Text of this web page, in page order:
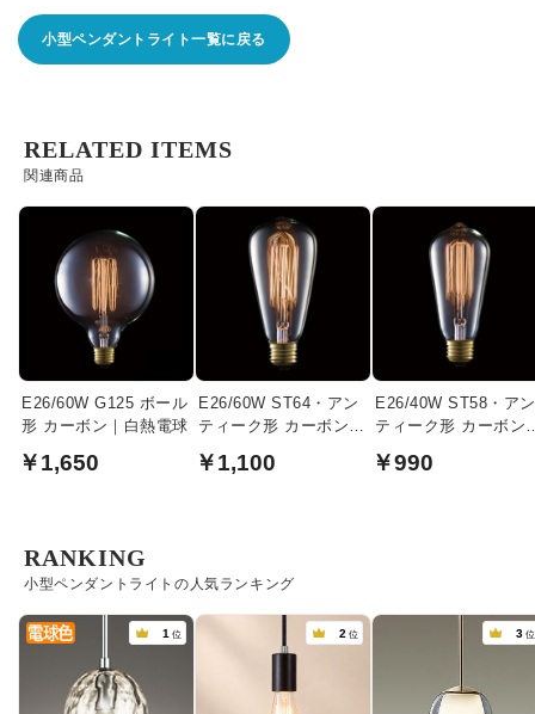
小型ペンダントライト一覧に戻る
関連商品
RELATED ITEMS
E26/60W G125 ボール
形 カーボン｜白熱電球
￥1,650
E26/60W ST64・アン
ティーク形 カーボン｜
￥1,100
E26/40W ST58・アン
ティーク形 カーボン
￥990
小型ペンダントライトの人気ランキング
RANKING
1 位 2 位 3 位